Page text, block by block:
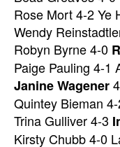
Rose Mort 4-2 Ye
Wendy
Robyn Byrne 4-0
Paige Pauling 4-1
Janine Wagener
Quintey Bieman
Trina Gulliver 4-3
Kirsty Chubb 4-0